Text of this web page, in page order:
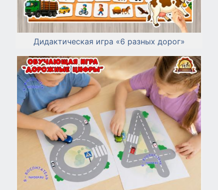
Дидактическая игра «6 разных дорог»